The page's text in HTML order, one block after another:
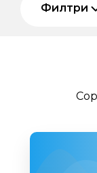
Филтри